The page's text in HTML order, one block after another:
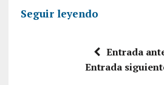
Seguir leyendo
Entrada
Entrada